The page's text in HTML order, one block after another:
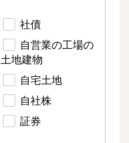
社債
自営業の工場の
土地建物
自宅土地
自社株
証券